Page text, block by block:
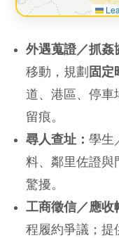
外遇蒐證／抓姦
移動，規劃 固定
道、港區、停車
留痕。
尋人查址：學生
料、鄰里佐證與
驚擾。
工商徵信／應收
程履約爭議；提